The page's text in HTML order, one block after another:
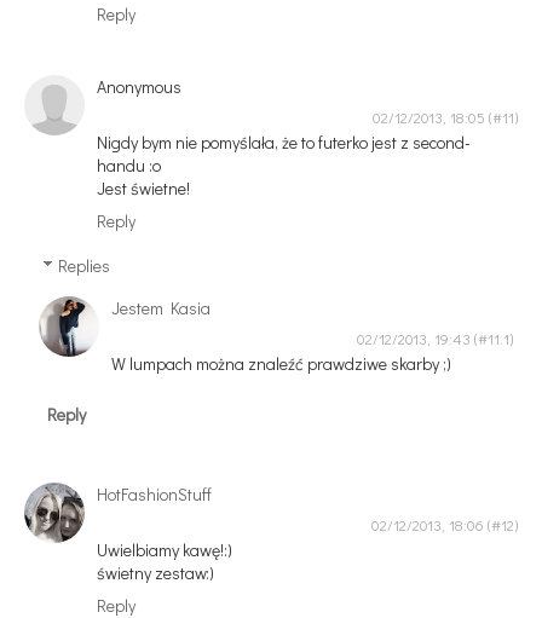
Reply
Anonymous
02/12/2013, 18:05
Nigdy bym nie pomyślała, że to futerko jest z second-
handu :o
Jest świetne!
Reply
Replies
Jestem Kasia
02/12/2013, 19:43
W lumpach można znaleźć prawdziwe skarby ;)
Reply
HotFashionStuff
02/12/2013, 18:06
Uwielbiamy kawę!:)
świetny zestaw:)
Reply